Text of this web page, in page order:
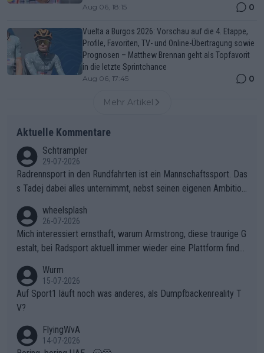
Aug 06, 18:15 0
Vuelta a Burgos 2026: Vorschau auf die 4. Etappe,
Profile, Favoriten, TV- und Online-Übertragung sowie
Prognosen – Matthew Brennan geht als Topfavorit
in die letzte Sprintchance
Aug 06, 17:45 0
Mehr Artikel
Aktuelle Kommentare
Schtrampler
29-07-2026
Radrennsport in den Rundfahrten ist ein Mannschaftssport. Das
s Tadej dabei alles unternimmt, nebst seinen eigenen Ambition
ganze Team auch mental stark zu machen und konkret am Erf
olg teilzuhaben, ist ihm ganz hoch anzurechnen. Das ist ein Zei
chen weit über den Radsport hinaus.
wheelsplash
26-07-2026
Mich interessiert ernsthaft, warum Armstrong, diese traurige G
estalt, bei Radsport aktuell immer wieder eine Plattform finde
Wurm
15-07-2026
Auf Sport1 läuft noch was anderes, als Dumpfbackenreality T
V?
FlyingWvA
14-07-2026